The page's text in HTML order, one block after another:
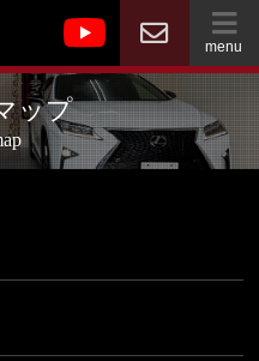
menu
ップ